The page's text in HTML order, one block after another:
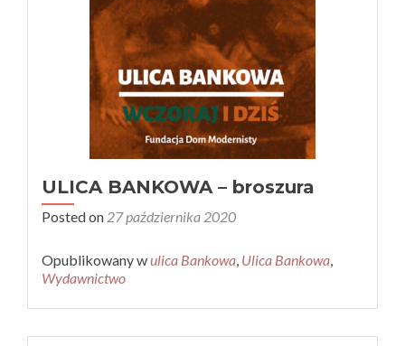
ULICA BANKOWA – broszura
Posted on 27 października 2020
Opublikowany wulica Bankowa, Ulica Bankowa,
Wydawnictwo